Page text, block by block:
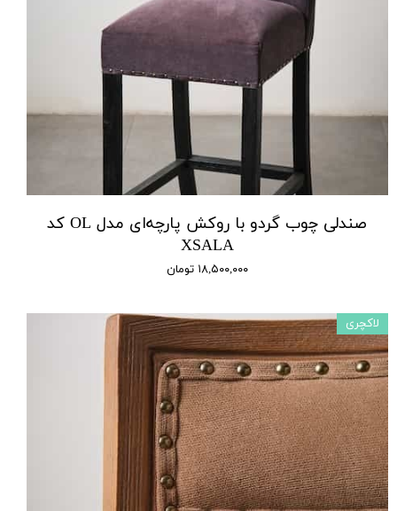
صندلی چوب گردو با روکش پارچه‌ای مدل OL کد
XSALA
۱۸,۵۰۰,۰۰۰ تومان
لاکچری